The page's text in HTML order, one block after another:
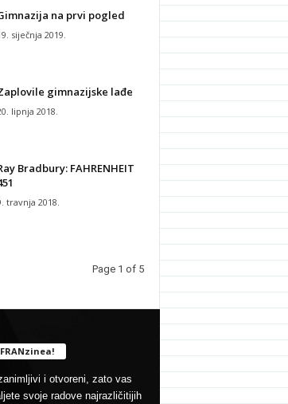
na prvi pogled
siječnja 2019.
gimnazijske lađe
lipnja 2018.
Bradbury: FAHRENHEIT
travnja 2018.
Page 1 of 5
i otvoreni, zato vas
svoje radove najrazličitijih